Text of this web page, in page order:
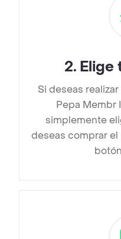
2. Elige
Si deseas
Pepa Membr
simplemente
deseas comprar